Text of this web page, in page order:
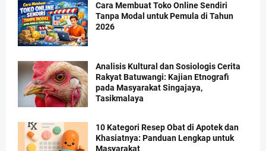
Cara Membuat Toko Online Sendiri
Tanpa Modal untuk Pemula di Tahun
2026
Analisis Kultural dan Sosiologis Cerita
Rakyat Batuwangi: Kajian Etnografi
pada Masyarakat Singajaya,
Tasikmalaya
10 Kategori Resep Obat di Apotek dan
Khasiatnya: Panduan Lengkap untuk
Masyarakat